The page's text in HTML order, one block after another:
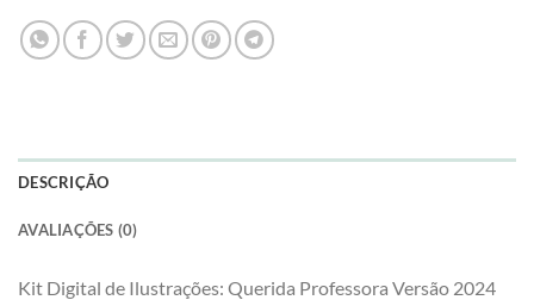
DESCRIÇÃO
AVALIAÇÕES (0)
Kit Digital de Ilustrações: Querida Professora Versão 2024